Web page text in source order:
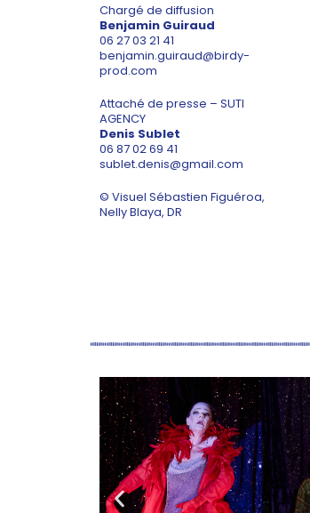
Chargé de diffusion
Benjamin Guiraud
06 27 03 21 41
benjamin.guiraud@birdy-
prod.com
Attaché de presse – SUTI
AGENCY
Denis Sublet
06 87 02 69 41
sublet.denis@gmail.com
© Visuel Sébastien Figuéroa,
Nelly Blaya, DR